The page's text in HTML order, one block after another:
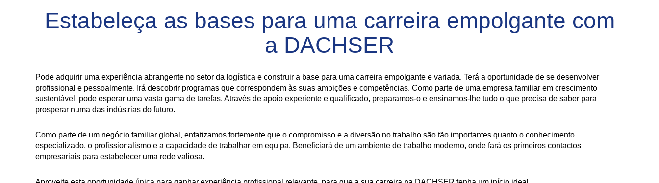
Estabeleça as bases para uma carreira empolgante com
a DACHSER
Pode adquirir uma experiência abrangente no setor da logística e construir a base para uma carreira empolgante e variada. Terá a oportunidade de se desenvolver
profissional e pessoalmente. Irá descobrir programas que correspondem às suas ambições e competências. Como parte de uma empresa familiar em crescimento
sustentável, pode esperar uma vasta gama de tarefas. Através de apoio experiente e qualificado, preparamos-o e ensinamos-lhe tudo o que precisa de saber para
prosperar numa das indústrias do futuro.
Como parte de um negócio familiar global, enfatizamos fortemente que o compromisso e a diversão no trabalho são tão importantes quanto o conhecimento
especializado, o profissionalismo e a capacidade de trabalhar em equipa. Beneficiará de um ambiente de trabalho moderno, onde fará os primeiros contactos
empresariais para estabelecer uma rede valiosa.